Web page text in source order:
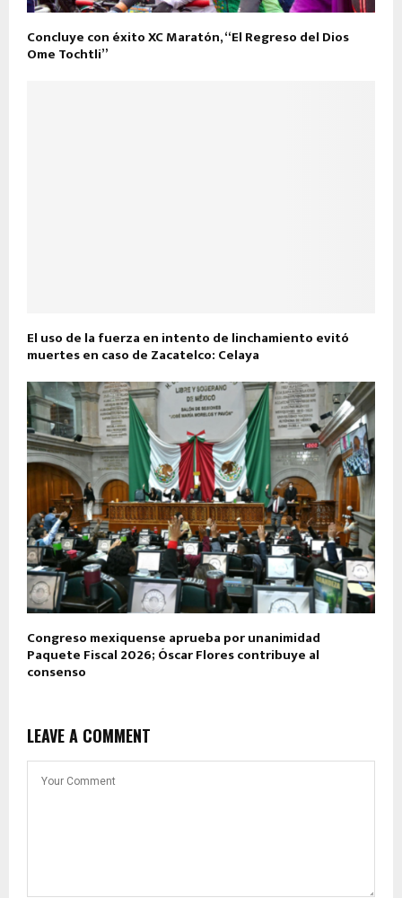
Concluye con éxito XC Maratón, “El Regreso del Dios
Ome Tochtli”
El uso de la fuerza en intento de linchamiento evitó
muertes en caso de Zacatelco: Celaya
Congreso mexiquense aprueba por unanimidad
Paquete Fiscal 2026; Óscar Flores contribuye al
consenso
LEAVE A COMMENT